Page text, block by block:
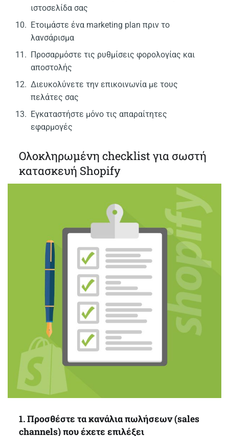
ιστοσελίδα σας
Ετοιμάστε ένα marketing plan πριν το
λανσάρισμα
Προσαρμόστε τις ρυθμίσεις φορολογίας και
αποστολής
Διευκολύνετε την επικοινωνία με τους
πελάτες σας
Εγκαταστήστε μόνο τις απαραίτητες
εφαρμογές
Ολοκληρωμένη checklist για σωστή
κατασκευή Shopify
1. Προσθέστε τα κανάλια πωλήσεων (sales
channels) που έχετε επιλέξει